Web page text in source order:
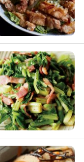
料
理
」